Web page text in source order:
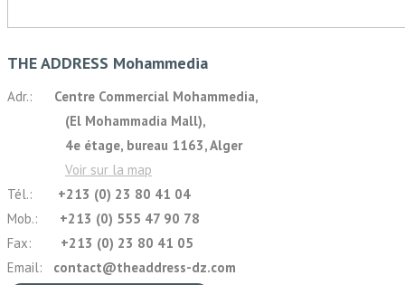
THE ADDRESS Mohammedia
Adr.: Centre Commercial Mohammedia,
(El Mohammadia Mall),
4e étage, bureau 1163, Alger
Voir sur la map
Tél.:
+213 (0) 23 80 41 04
Mob.: +213 (0) 555 47 90 78
Fax: +213 (0) 23 80 41 05
Email: contact@theaddress-dz.com